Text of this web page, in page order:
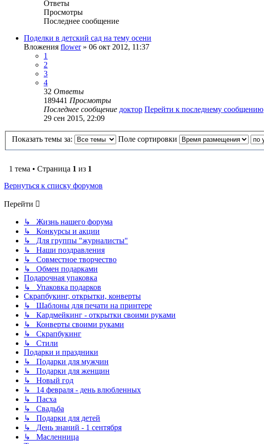
Ответы
Просмотры
Последнее сообщение
Поделки в детский сад на тему осени
Вложения flower» 06 окт 2012, 11:37
1
2
3
4
32 Ответы
189441 Просмотры
Последнее сообщение доктор Перейти к последнему сообщению
29 сен 2015, 22:09
Показать темы за: Поле сортировки
1 тема • Страница 1 из 1
Вернуться к списку форумов
Перейти
↳ Жизнь нашего форума
↳ Конкурсы и акции
↳ Для группы "журналисты"
↳ Наши поздравления
↳ Совместное творчество
↳ Обмен подарками
Подарочная упаковка
↳ Упаковка подарков
Скрапбукинг, открытки, конверты
↳ Шаблоны для печати на принтере
↳ Кардмейкинг - открытки своими руками
↳ Конверты своими руками
↳ Скрапбукинг
↳ Стили
Подарки и праздники
↳ Подарки для мужчин
↳ Подарки для женщин
↳ Новый год
↳ 14 февраля - день влюбленных
↳ Пасха
↳ Свадьба
↳ Подарки для детей
↳ День знаний - 1 сентября
↳ Масленница